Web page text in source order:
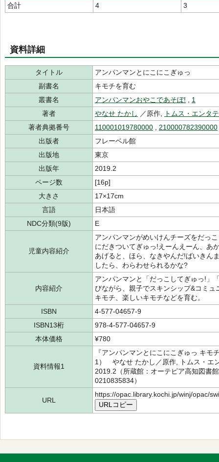
合計
4 3
資料詳細
タイトル
アンパンマンとにこにこぎゅっ
副書名
キモチを育む
叢書名
アンパンマンおやこであそぼ!
1
著者
やなせ たかし ／原作,
トムス・エンタ
著者典拠番号
110001019780000
210000782390000
出版者
フレーベル館
出版地
東京
出版年
2019.2
ページ数
[16p]
大きさ
17×17cm
言語
日本語
NDC分類(9版)
E
児童内容紹介
アンパンマンがめいけんチーズをだっ
にだきついてぎゅっ!えーんえーん、あ
あげると、ほら、なきやんだ!ばいきん
したら、わらわせられるかな?
内容紹介
アンパンマンと「だっこしてぎゅっ!」
びながら、親子でスキンシップ&コミ
キモチ、楽しいキモチなどを育む。
ISBN
4-577-04657-9
ISBN13桁
978-4-577-04657-9
本体価格
¥780
資料情報1
『アンパンマンとにこにこぎゅっ キ
1） やなせ たかし／原作, トムス・
2019.2（所蔵館：オーテピア高知図
0210835834）
URL
https://opac.library.kochi.jp/winj/opac/
URLコピー